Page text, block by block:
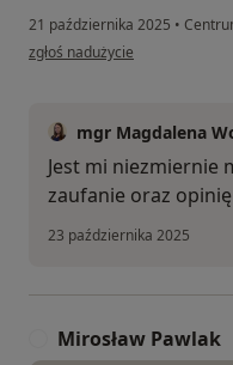
21 października 2025 •
w opinii użytkownika Anna
zgłoś nadużycie
mgr Magdalena
Jest mi niezmiernie
zaufanie oraz opinię
23 października 2025
Mirosław Pawlak